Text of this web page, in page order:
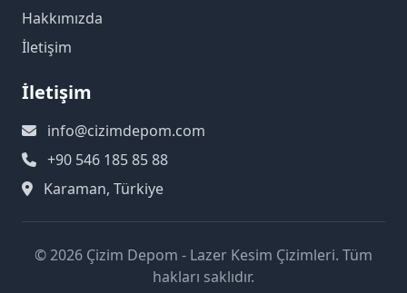
Hakkımızda
İletişim
İletişim
info@cizimdepom.com
+90 546 185 85 88
Karaman, Türkiye
© 2026 Çizim Depom - Lazer Kesim Çizimleri. Tüm
hakları saklıdır.